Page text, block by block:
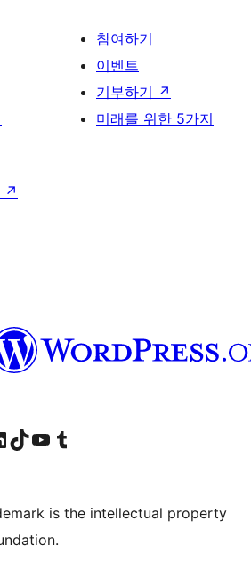
참여하기
이벤트
기부하기 ↗
미래를 위한 5가지
↗
하기틱톡 계정 방문하기유튜브 채널 방문하기 텀블러 계정 방문하기
is the intellectual property